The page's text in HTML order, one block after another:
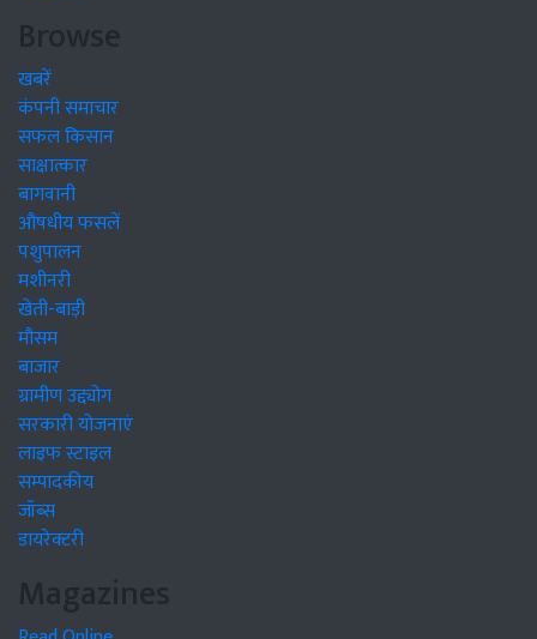
Browse
खबरें
कंपनी समाचार
सफल किसान
साक्षात्कार
बागवानी
औषधीय फसलें
पशुपालन
मशीनरी
खेती-बाड़ी
मौसम
बाजार
ग्रामीण उद्द्योग
सरकारी योजनाएं
लाइफ स्टाइल
सम्पादकीय
जॉब्स
डायरेक्टरी
Magazines